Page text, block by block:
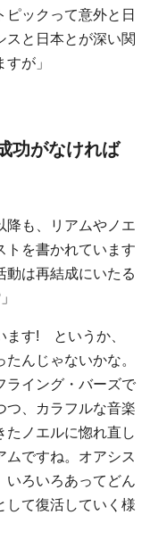
ックって意外と日
スと日本とが深い関
が」
功がなければ
降も、リアムやノエ
トを書かれています
動は再結成にいたる
ます! というか、
んじゃないかな。
ライング・バーズで
つ、カラフルな音楽
たノエルに惚れ直し
ムですね。オアシス
いろいろあってどん
して復活していく様